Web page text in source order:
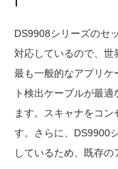
DS9908シリーズのセ
対応しているので、世
最も一般的なアプリケ
ト検出ケーブルが最
ます。スキャナをコ
す。さらに、DS9900
しているため、既存の